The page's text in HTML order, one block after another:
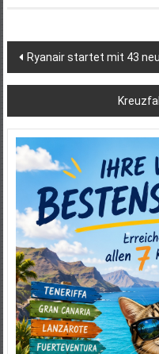
Ryanair startet mit 43